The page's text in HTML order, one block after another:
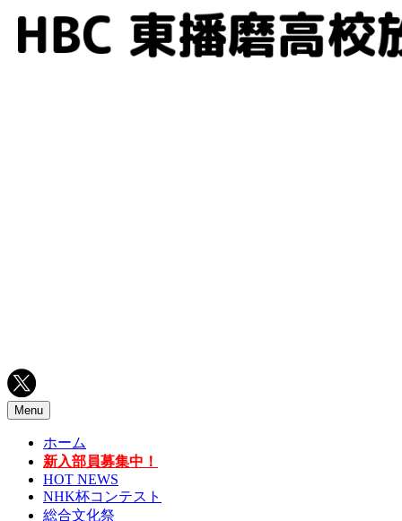
コ
テ
Menu
ホーム
新入部員募集中！
HOT NEWS
NHK杯コンテスト
総合文化祭